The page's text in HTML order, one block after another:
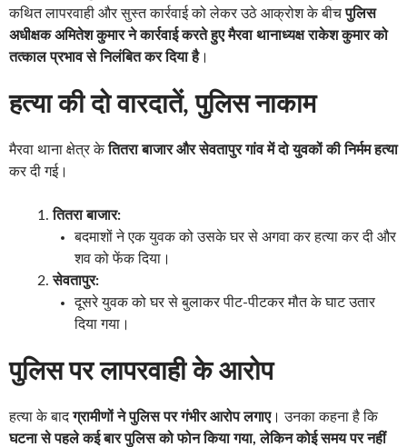
कथित लापरवाही और सुस्त कार्रवाई को लेकर उठे आक्रोश के बीचपुलिस
अधीक्षक अमितेश कुमार ने कार्रवाई करते हुए मैरवा थानाध्यक्ष राकेश कुमार को
तत्काल प्रभाव से निलंबित कर दिया है।
हत्या की दो वारदातें, पुलिस नाकाम
मैरवा थाना क्षेत्र केतितरा बाजार और सेवतापुर गांव में दो युवकों की निर्मम हत्या
कर दी गई।
तितरा बाजार:
बदमाशों ने एक युवक को उसके घर से अगवा कर हत्या कर दी और
शव को फेंक दिया।
सेवतापुर:
दूसरे युवक को घर से बुलाकर पीट-पीटकर मौत के घाट उतार
दिया गया।
पुलिस पर लापरवाही के आरोप
हत्या के बादग्रामीणों ने पुलिस पर गंभीर आरोप लगाए। उनका कहना है कि
घटना से पहले कई बार पुलिस को फोन किया गया, लेकिन कोई समय पर नहीं